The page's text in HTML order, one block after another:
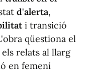
d'alerta,
i transició
qüestiona el
relats al llarg
en femení